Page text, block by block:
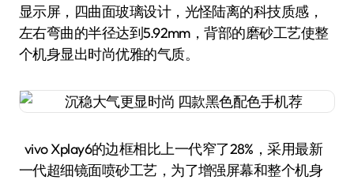
显示屏，四曲面玻璃设计，光怪陆离的科技质感，
左右弯曲的半径达到5.92mm，背部的磨砂工艺使整
个机身显出时尚优雅的气质。
vivo Xplay6的边框相比上一代窄了28%，采用最新
一代超细镜面喷砂工艺，为了增强屏幕和整个机身